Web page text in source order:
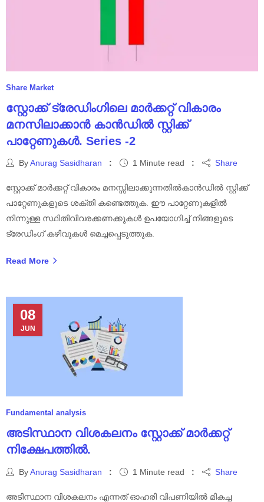
Share Market
സ്റ്റോക്ക് ട്രേഡിംഗിലെ മാർക്കറ്റ് വികാരം
മനസിലാക്കാൻ കാൻഡിൽ സ്റ്റിക്ക്
പാറ്റേണുകൾ. Series -2
ByAnurag Sasidharan 1 Minute read Share
സ്റ്റോക്ക് മാർക്കറ്റ് വികാരം മനസ്സിലാക്കുന്നതിൽകാൻഡിൽ സ്റ്റിക്ക്
പാറ്റേണുകളുടെ ശക്തി കണ്ടെത്തുക. ഈ പാറ്റേണുകളിൽ
നിന്നുള്ള സ്ഥിതിവിവരക്കണക്കുകൾ ഉപയോഗിച്ച് നിങ്ങളുടെ
ട്രേഡിംഗ് കഴിവുകൾ മെച്ചപ്പെടുത്തുക.
Read More
08
JUN
Fundamental analysis
അടിസ്ഥാന വിശകലനം സ്റ്റോക്ക് മാർക്കറ്റ്
നിക്ഷേപത്തിൽ.
ByAnurag Sasidharan 1 Minute read Share
അടിസ്ഥാന വിശകലനം എന്നത് ഓഹരി വിപണിയിൽ മികച്ച